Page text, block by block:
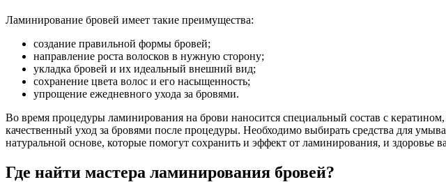
Ламинирование бровей имеет такие преимущества:
создание правильной формы бровей;
направление роста волосков в нужную сторону;
укладка бровей и их идеальный внешний вид;
сохранение цвета волос и его насыщенность;
упрощение ежедневного ухода за бровями.
Во время процедуры ламинирования на брови наносится специальный состав с
качественный уход за бровями после процедуры. Необходимо выбирать средства для
натуральной основе, которые помогут сохранить и эффект от ламинирования, и здоровье
Где найти мастера ламинирования бровей?